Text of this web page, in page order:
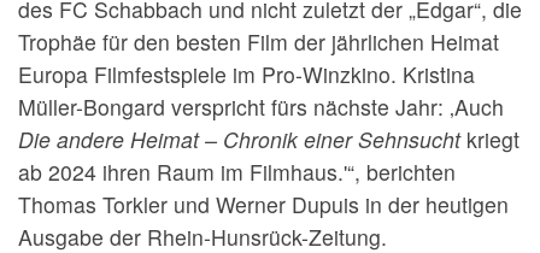
des FC Schabbach und nicht zuletzt der „Edgar“, die
Trophäe für den besten Film der jährlichen Heimat
Europa Filmfestspiele im Pro-Winzkino. Kristina
Müller-Bongard verspricht fürs nächste Jahr: ‚Auch
Die andere Heimat – Chronik einer Sehnsuchtkriegt
ab 2024 ihren Raum im Filmhaus.'“, berichten
Thomas Torkler und Werner Dupuis in der heutigen
Ausgabe der Rhein-Hunsrück-Zeitung.